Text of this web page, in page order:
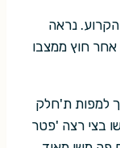
הקרוע. נראה
חוץ ממצבו
למפות ת'חלק
בצי רצה 'פטר